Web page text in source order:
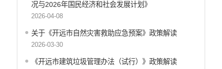
况与2026年国民经济和社会发展计划》
2026-04-08
关于《开远市自然灾害救助应急预案》政策解读
2026-03-30
《开远市建筑垃圾管理办法（试行）》政策解读